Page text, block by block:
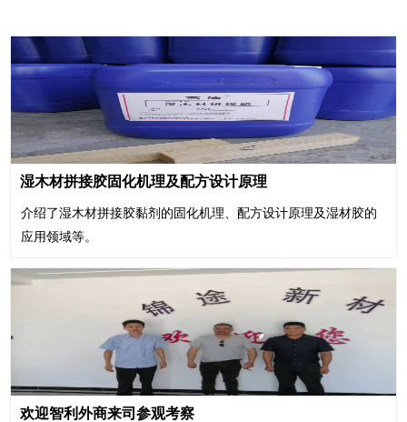
湿木材拼接胶固化机理及配方设计原理
介绍了湿木材拼接胶黏剂的固化机理、配方设计原理及湿材胶的
应用领域等。
欢迎智利外商来司参观考察